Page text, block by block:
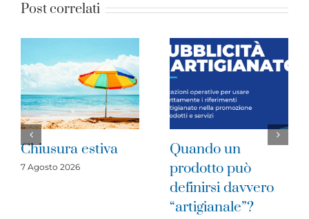
Post correlati
Quando un
prodotto può
Imprese del
cratere sismico
2016: è il
di investire